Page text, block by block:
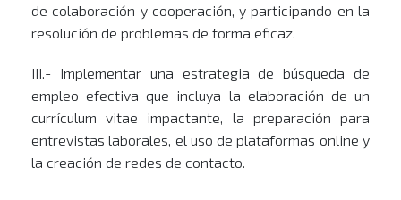
de colaboración y cooperación, y participando en la
resolución de problemas de forma eficaz.
III.- Implementar una estrategia de búsqueda de
empleo efectiva que incluya la elaboración de un
currículum vitae impactante, la preparación para
entrevistas laborales, el uso de plataformas online y
la creación de redes de contacto.